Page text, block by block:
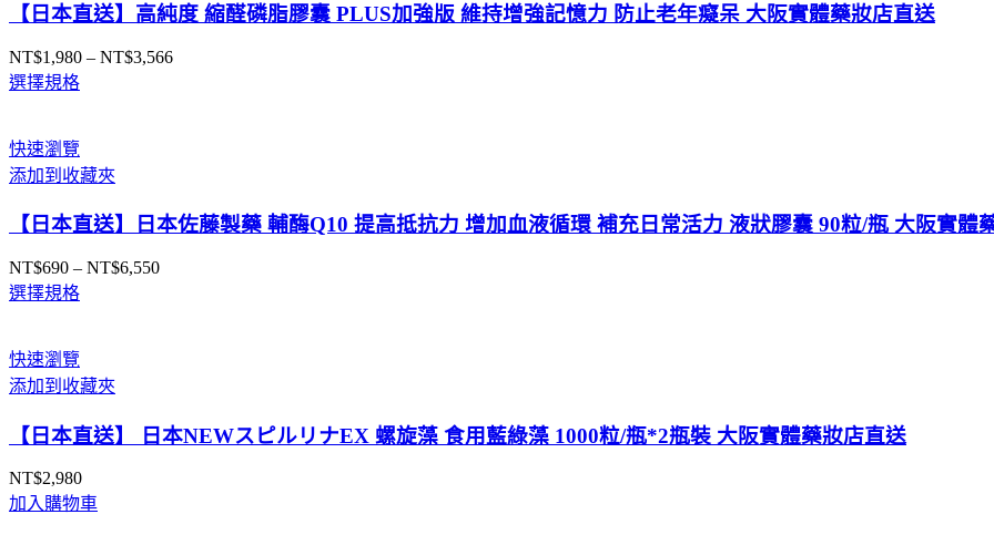
【日本直送】高純度 縮醛磷脂膠囊 PLUS加強版 維持增強記憶力 防止老年癡呆 大阪實體藥妝店直送
NT$1,980 – NT$3,566價
NT$3,566
選擇規格
快速瀏覽
添加到收藏夾
【日本直送】日本佐藤製藥 輔酶Q10 提高抵抗力 增加血液循環 補充日常活力 液狀膠囊 90粒/瓶 大阪實體
NT$690 – NT$6,550價
選擇規格
快速瀏覽
添加到收藏夾
【日本直送】 日本NEWスピルリナEX 螺旋藻 食用藍綠藻 1000粒/瓶*2瓶裝 大阪實體藥妝店直送
NT$2,980
加入購物車